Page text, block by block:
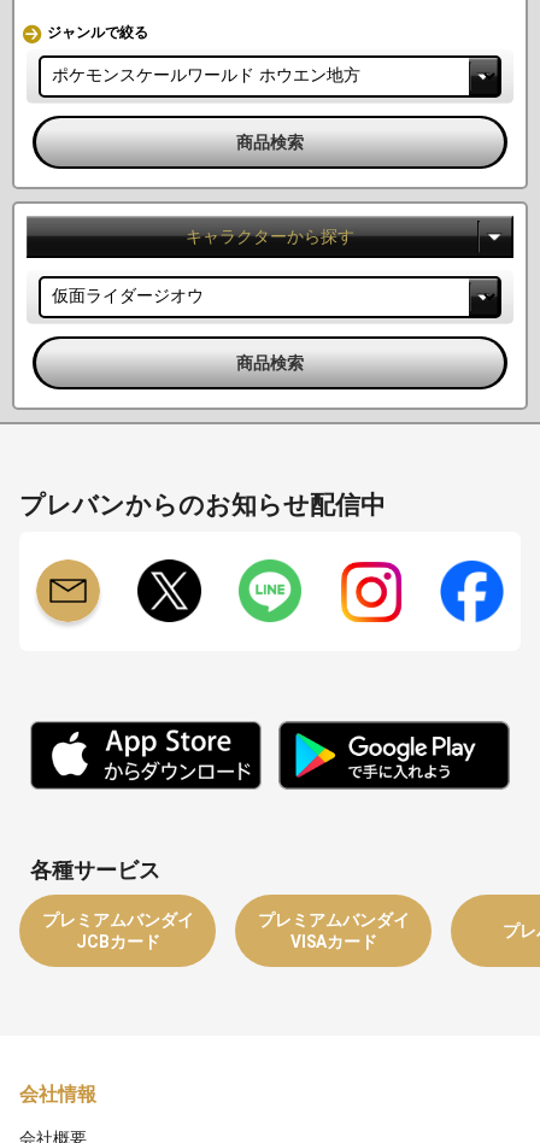
ジャンルで絞る
キャラクターから探す
プレバンからのお知らせ配信中
各種サービス
プレミアムバンダイ
JCBカード
プレミアムバンダイ
VISAカード
プ
会社情報
会社概要